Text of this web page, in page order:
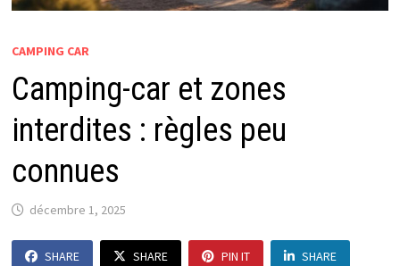
CAMPING CAR
Camping-car et zones
interdites : règles peu
connues
décembre 1, 2025
SHARE SHARE PIN IT SHARE